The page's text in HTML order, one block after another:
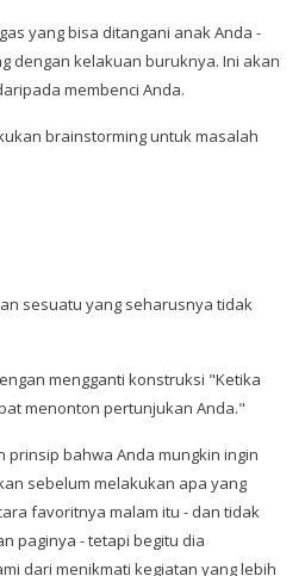
yang bisa ditangani anak Anda -
dengan kelakuan buruknya. Ini akan
membenci Anda.
brainstorming untuk masalah
sesuatu yang seharusnya tidak
mengganti konstruksi "Ketika
menonton pertunjukan Anda."
bahwa Anda mungkin ingin
sebelum melakukan apa yang
favoritnya malam itu - dan tidak
paginya - tetapi begitu dia
dari menikmati kegiatan yang lebih